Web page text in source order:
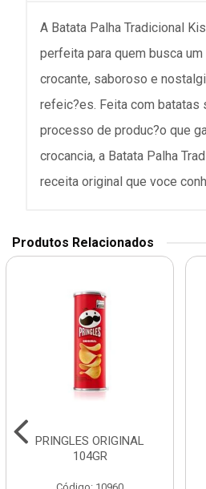
A Batata Palha Tradicional
perfeita para quem busca
crocante, saboroso e
refeic?es. Feita com batatas
processo de produc?o que
crocancia, a Batata Palha
receita original que voce
Produtos Relacionados
PRINGLES ORIGINAL
104GR